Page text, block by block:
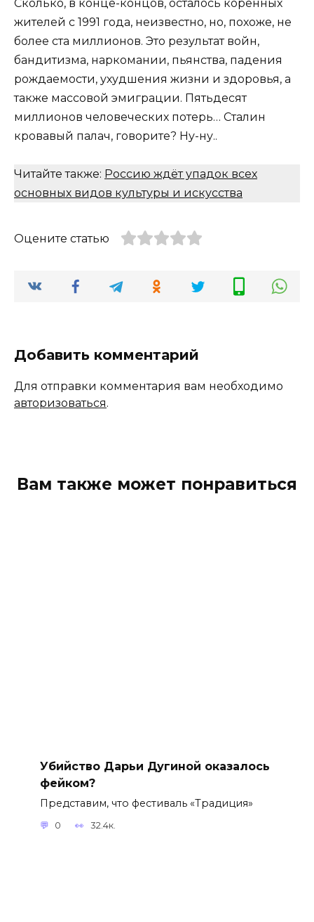
Сколько, в конце-концов, осталось коренных
жителей с 1991 года, неизвестно, но, похоже, не
более ста миллионов. Это результат войн,
бандитизма, наркомании, пьянства, падения
рождаемости, ухудшения жизни и здоровья, а
также массовой эмиграции. Пятьдесят
миллионов человеческих потерь… Сталин
кровавый палач, говорите? Ну-ну..
Читайте также: Россию ждёт упадок всех
основных видов культуры и искусства
Оцените статью
Добавить комментарий
Для отправки комментария вам необходимо
авторизоваться.
Вам также может понравиться
Убийство Дарьи Дугиной оказалось
фейком?
Представим, что фестиваль «Традиция»
0 32.4к.